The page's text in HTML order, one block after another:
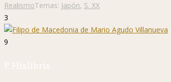
RealismoTemas: Japón, S. XX
3
9
P. Hislibris